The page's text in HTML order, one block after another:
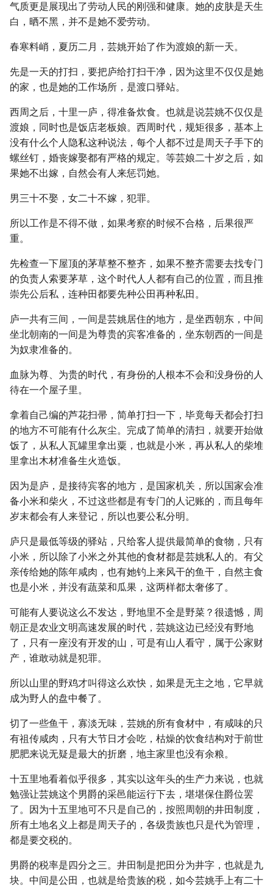
气质更是展现出了劳动人民的刚强和健康。她的皮肤是天生
白，晒不黑，并不是她不爱劳动。
春寒料峭，夏历二月，芸姚开始了作为渡娘的新一天。
先是一天的打扫，要把庐给打扫干净，因为这里不仅仅是她
的家，也是她的工作场所，是渡口驿站。
西周之后，十里一庐，得准备炊食。也就是说芸姚不仅仅是
渡娘，同时也是饭店老板娘。西周时代，规矩很多，基本上
没有什么个人隐私这种说法，每个人都不过是周天子手下的
螺丝钉，婚丧嫁娶都有严格的规定。等芸娘二十岁之后，如
果她不出嫁，自然会有人来惩罚她。
男三十不娶，女二十不嫁，犯罪。
所以工作是不得不做，如果考察的时候不合格，后果很严
重。
先检查一下屋顶的茅草整不整齐，如果不整齐需要去找专门
的负责人索要茅草，这个时代人人都有自己的位置，而且推
崇先公后私，连种田都要先种公田再种私田。
庐一共有三间，一间是芸姚居住的地方，是坐西朝东，中间
坐北朝南的一间是为尊贵的宾客准备的，坐东朝西的一间是
为奴隶准备的。
血脉为尊、为贵的时代，有身份的人根本不会和没身份的人
待在一个屋子里。
拿着自己编的芦花扫帚，简单打扫一下，毕竟每天都会打扫
的地方不可能有什么灰尘。完成了简单的清扫，就要开始做
饭了，从私人瓦罐里拿出粟，也就是小米，再从私人的柴堆
里拿出木材准备生火造饭。
因为是庐，是接待宾客的地方，是国家机关，所以国家会准
备小米和柴火，不过这些都是有专门的人记账的，而且每年
岁末都会有人来登记，所以也要公私分明。
庐只是最低等级的驿站，只给客人提供最简单的食物，只有
小米，所以除了小米之外其他的食材都是芸姚私人的。有父
亲传给她的陈年咸肉，也有她钓上来风干的鱼干，自然主食
也是小米，并没有蔬菜和瓜果，这两样都太奢侈了。
可能有人要说这么不发达，野地里不全是野菜？很遗憾，周
朝正是农业文明高速发展的时代，芸姚这边已经没有野地
了，只有一座没有开发的山，可是有山人看守，属于公家财
产，谁敢动就是犯罪。
所以山里的野鸡才叫得这么欢快，如果是无主之地，它早就
成为野人的盘中餐了。
切了一些鱼干，寡淡无味，芸姚的所有食材中，有咸味的只
有祖传咸肉，只有大节日才会吃，枯燥的饮食结构对于前世
肥肥来说无疑是最大的折磨，地主家里也没有余粮。
十五里地看着似乎很多，其实以这年头的生产力来说，也就
勉强让芸姚这个男爵的采邑能运行下去，堪堪保住爵位罢
了。因为十五里地可不只是自己的，按照周朝的井田制度，
所有土地名义上都是周天子的，各级贵族也只是代为管理，
都是要交税的。
男爵的税率是四分之三。井田制是把田分为井字，也就是九
块。中间是公田，也就是给贵族的税，如今芸姚手上有二十